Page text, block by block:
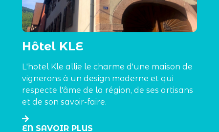
Hôtel KLE
L'hotel Kle allie le charme d'une maison de
vignerons à un design moderne et qui
respecte l'âme de la région, de ses artisans
et de son savoir-faire.
EN SAVOIR PLUS